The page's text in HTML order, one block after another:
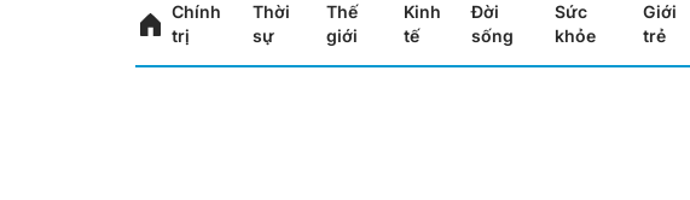
Chính
trị
Thời
sự
Thế
giới
Kinh
tế
Đời
sống
Sức
khỏe
Giới
trẻ